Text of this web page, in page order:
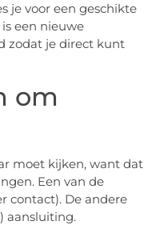
je voor een geschikte
een nieuwe
zodat je direct kunt
om
moet kijken, want dat
Een van de
contact). De andere
aansluiting.